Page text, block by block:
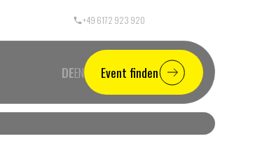
+49 6172 923 920
DEEN Event finden